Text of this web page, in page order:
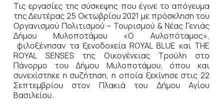
Τις εργασίες της σύσκεψης που έγινε το απόγευμα
της Δευτέρας 25 Οκτωβρίου 2021 με πρόσκληση του
Οργανισμού Πολιτισμού – Τουρισμού & Νέας Γενιάς
Δήμου Μυλοποτάμου «Ο Αυλοπόταμος»,
φιλοξένησαν τα ξενοδοχεία ROYAL BLUE και THE
ROYAL SENSES της Οικογένειας Τρούλη στο
Πάνορμο του Δήμου Μυλοποτάμου, όπου και
συνεχίστηκε η συζήτηση, η οποία ξεκίνησε στις 22
Σεπτεμβρίου στον Πλακιά του Δήμου Αγίου
Βασιλείου.